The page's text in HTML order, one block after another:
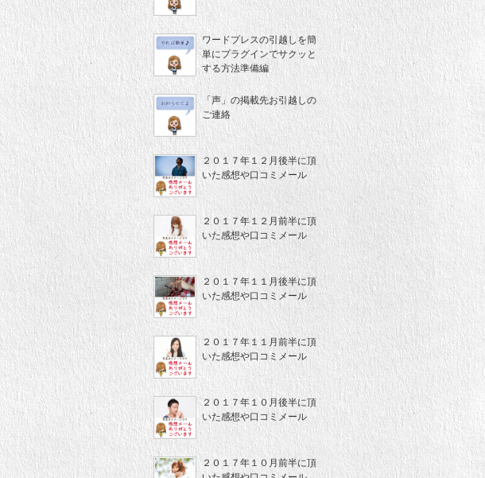
ワードプレスの引越しを簡
単にプラグインでサクッと
する方法準備編
「声」の掲載先お引越しの
ご連絡
２０１７年１２月後半に頂
いた感想や口コミメール
２０１７年１２月前半に頂
いた感想や口コミメール
２０１７年１１月後半に頂
いた感想や口コミメール
２０１７年１１月前半に頂
いた感想や口コミメール
２０１７年１０月後半に頂
いた感想や口コミメール
２０１７年１０月前半に頂